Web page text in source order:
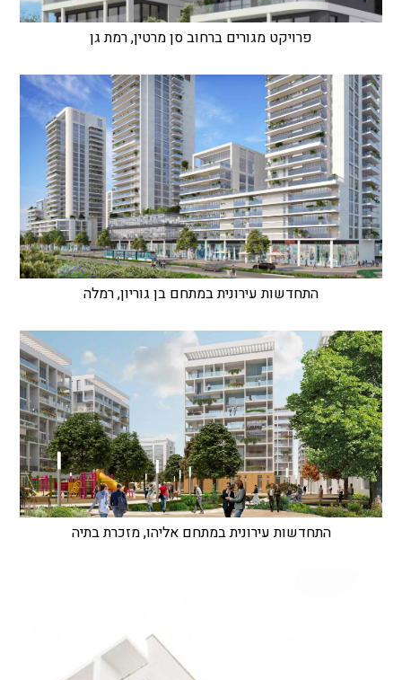
פרויקט מגורים ברחוב סן מרטין, רמת גן
התחדשות עירונית במתחם בן גוריון, רמלה
התחדשות עירונית במתחם אליהו, מזכרת בתיה